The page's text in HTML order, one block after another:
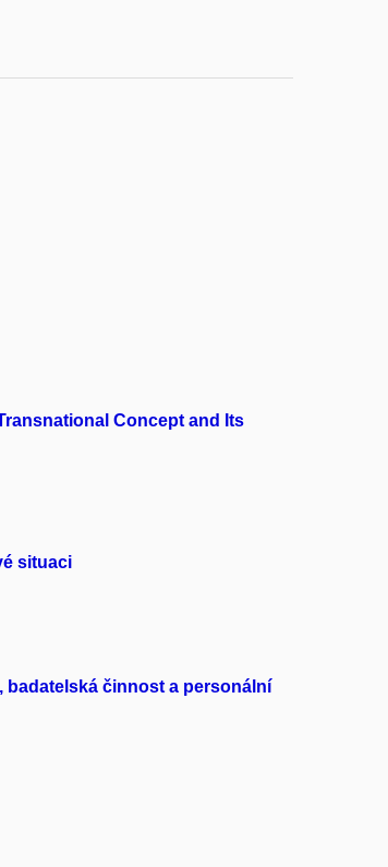
Concept and Its
situaci
činnost a personální